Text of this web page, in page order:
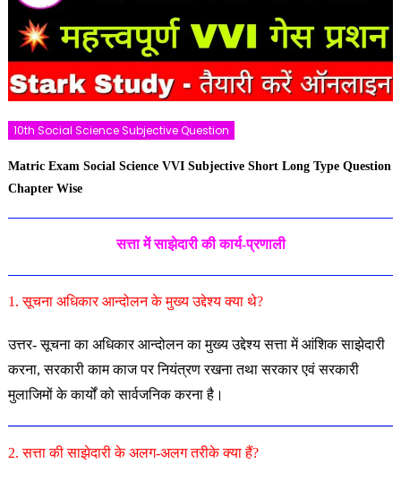
10th Social Science Subjective Question
Matric Exam Social Science VVI Subjective Short Long Type Question
Chapter Wise
सत्ता में साझेदारी की कार्य-प्रणाली
1. सूचना अधिकार आन्दोलन के मुख्य उद्देश्य क्या थे?
उत्तर- सूचना का अधिकार आन्दोलन का मुख्य उद्देश्य सत्ता में आंशिक साझेदारी
करना, सरकारी काम काज पर नियंत्रण रखना तथा सरकार एवं सरकारी
मुलाजिमों के कार्यों को सार्वजनिक करना है।
2. सत्ता की साझेदारी के अलग-अलग तरीके क्या हैं?